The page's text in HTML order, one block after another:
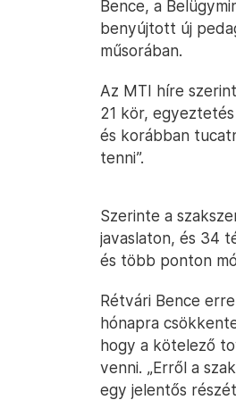
Bence, a
benyújtott új
műsorában.
Az MTI híre
21 kör,
és korábban
tenni”.
Szerinte a
javaslaton, és 34
és több ponton
Rétvári Bence
hónapra
hogy a kötelező
venni. „Erről a
egy jelentős